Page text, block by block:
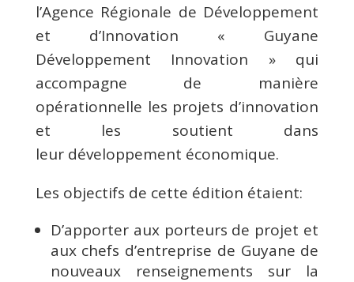
l’Agence Régionale de Développement
et d’Innovation « Guyane
Développement Innovation » qui
accompagne de manière
opérationnelle les projets d’innovation
et les soutient dans
leur développement économique.
Les objectifs de cette édition étaient:
D’apporter aux porteurs de projet et
aux chefs d’entreprise de Guyane de
nouveaux renseignements sur la